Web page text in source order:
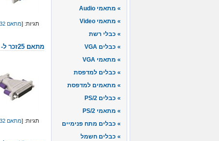
תגיות: [מתאם RS232
מתאם 25זכר ל- 9זכר
תגיות: [מתאם RS232
מתאמי Audio
מתאמי Video
כבלי רשת
כבלים VGA
מתאמי VGA
כבלים למדפסת
מתאמים למדפסת
כבלים PS/2
מתאמי PS/2
כבלים מתח פנימיים
כבלים חשמל